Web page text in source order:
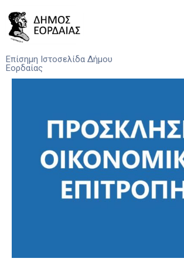
Επίσημη Ιστοσελίδα Δήμου
Εορδαίας
Ο
Προσκλήσεις